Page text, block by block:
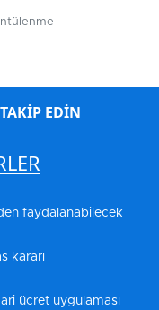
EDİN
faydalanabilecek
kararı
ücret uygulaması